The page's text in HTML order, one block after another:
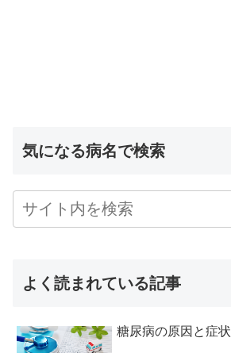
気になる病名で検索
よく読まれている記事
糖尿病の原因と症状